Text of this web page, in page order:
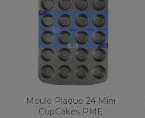
Moule Plaque 24 Mini
CupCakes PME